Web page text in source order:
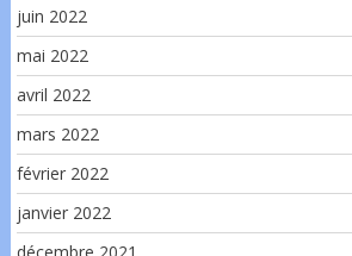
juin 2022
mai 2022
avril 2022
mars 2022
février 2022
janvier 2022